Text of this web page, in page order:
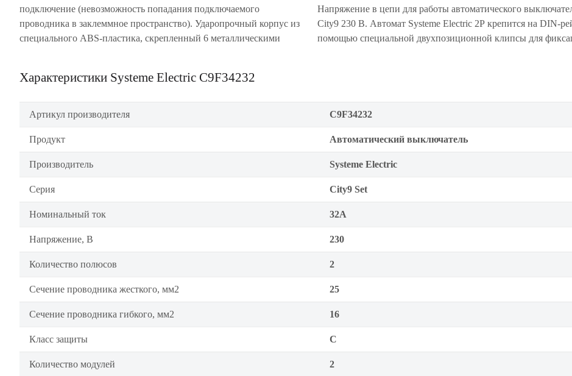
подключение (невозможность попадания подключаемого
проводника в заклеммное пространство). Ударопрочный корпус из
специального ABS-пластика, скрепленный 6 металлическими
Напряжение в цепи для работы автоматического выключателя
City9 230 В. Автомат Systeme Electric 2Р крепится на DIN-рейку с
помощью специальной двухпозиционной клипсы для
Характеристики Systeme Electric C9F34232
Артикул производителя C9F34232
Продукт Автоматический выключатель
Производитель Systeme Electric
Серия City9 Set
Номинальный ток 32А
Напряжение, В 230
Количество полюсов 2
Сечение проводника жесткого, мм2 25
Сечение проводника гибкого, мм2 16
Класс защиты C
Количество модулей 2